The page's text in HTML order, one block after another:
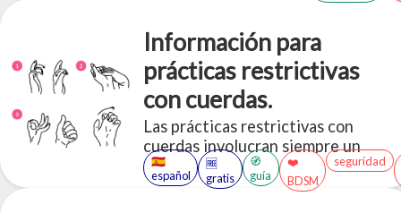
Información para
prácticas restrictivas
con cuerdas.
Las prácticas restrictivas con
cuerdas involucran siempre un
riesgo asumido el cual debe ser
comunicado y entendido entre las
🇪🇸
español
🆓
gratis
🧭
guía
❤️
BDSM
seguridad